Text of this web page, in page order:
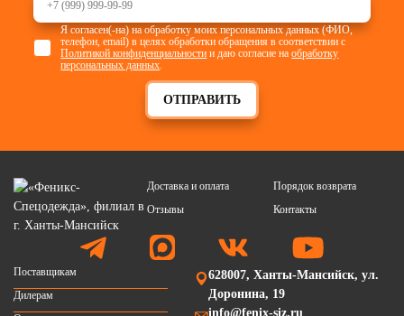
ОТПРАВИТЬ
Я согласен(-на) на обработку моих персональных данных (ФИО,
телефон, email) в целях обработки обращения в соответствии с
Политикой конфиденциальности и даю согласие наобработку
персональных данных.
Доставка и оплата
Порядок возврата
Отзывы
Контакты
Поставщикам
Дилерам
628007, Ханты-Мансийск, ул.
Доронина, 19
info@fenix-siz.ru